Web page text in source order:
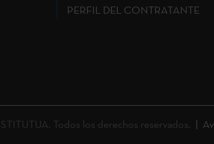
PERFIL DEL CONTRATANTE
Todos los derechos reservados.